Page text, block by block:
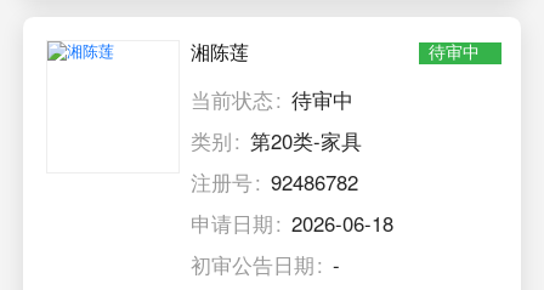
湘陈莲 待审中
当前状态
待审中
类别
第20类-家具
注册号
92486782
申请日期
2026-06-18
初审公告日期
-